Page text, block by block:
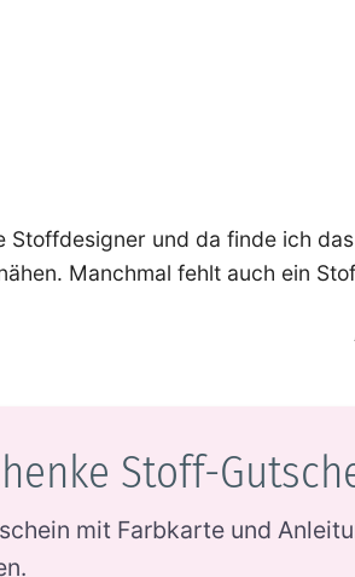
Stoffdesigner und da finde ich
Manchmal fehlt auch ein
Stoff-
mit Farbkarte und